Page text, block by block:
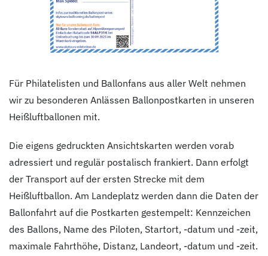
Für Philatelisten und Ballonfans aus aller Welt nehmen
wir zu besonderen Anlässen Ballonpostkarten in unseren
Heißluftballonen mit.
Die eigens gedruckten Ansichtskarten werden vorab
adressiert und regulär postalisch frankiert. Dann erfolgt
der Transport auf der ersten Strecke mit dem
Heißluftballon. Am Landeplatz werden dann die Daten der
Ballonfahrt auf die Postkarten gestempelt: Kennzeichen
des Ballons, Name des Piloten, Startort, -datum und -zeit,
maximale Fahrthöhe, Distanz, Landeort, -datum und -zeit.